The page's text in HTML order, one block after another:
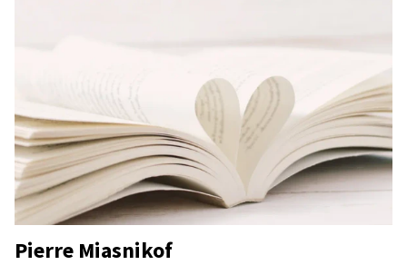
Pierre Miasnikof